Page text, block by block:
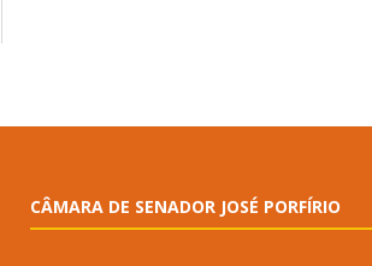
CÂMARA DE SENADOR JOSÉ PORFÍRIO